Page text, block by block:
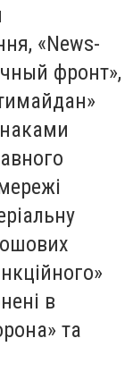
«News-
фронт»,
в
та